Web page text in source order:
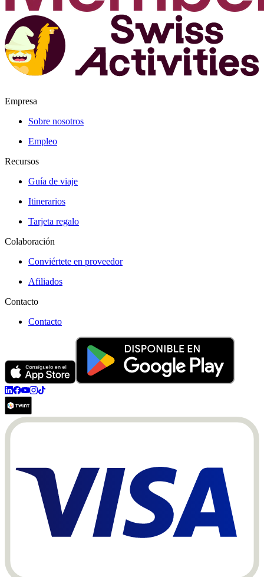
Empresa
Sobre nosotros
Empleo
Recursos
Guía de viaje
Itinerarios
Tarjeta regalo
Colaboración
Conviértete en proveedor
Afiliados
Contacto
Contacto